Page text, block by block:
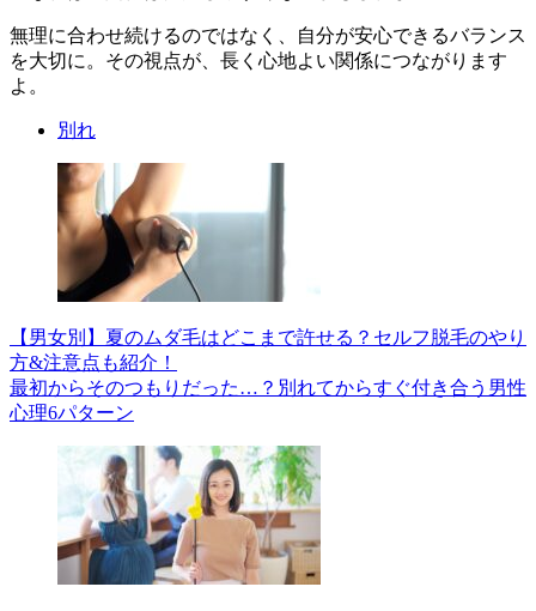
無理に合わせ続けるのではなく、自分が安心できるバランス
を大切に。その視点が、長く心地よい関係につながります
よ。
別れ
【男女別】夏のムダ毛はどこまで許せる？セルフ脱毛のやり
方&注意点も紹介！
最初からそのつもりだった…？別れてからすぐ付き合う男性
心理6パターン